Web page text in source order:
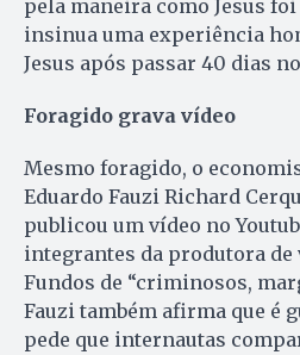
pela maneira como Jesus
insinua uma experiência
Jesus após passar 40 dias
Foragido grava vídeo
Mesmo foragido, o
Eduardo Fauzi Richard
publicou um vídeo no
integrantes da produtora de
Fundos de “criminosos,
Fauzi também afirma que é
pede que internautas